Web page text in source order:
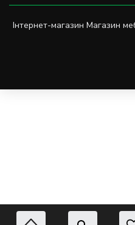
Інтернет-магазин Магазин